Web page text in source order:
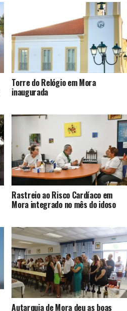
Torre do Relógio em Mora
inaugurada
Rastreio ao Risco Cardíaco em
Mora integrado no mês do idoso
Autarquia de Mora deu as boas